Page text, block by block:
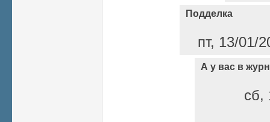
Подделка
пт, 13/01/
А у вас в
сб,